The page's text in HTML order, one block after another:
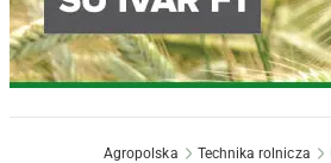
Agropolska Technika rolnicza